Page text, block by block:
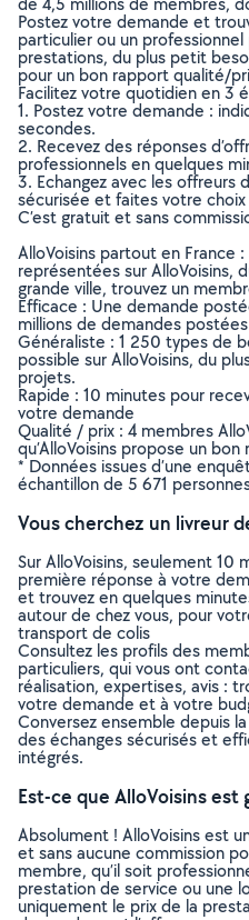
Postez votre demande et
particulier ou un
prestations, du plus petit
pour un bon rapport qualité/
Facilitez votre quotidien en 3
1. Postez votre demande :
secondes.
2. Recevez des réponses
professionnels en quelques
3. Echangez avec les offreurs
sécurisée et faites votre choix
C’est gratuit et sans
AlloVoisins partout en France
représentées sur AlloVoisins,
grande ville, trouvez un
Efficace : Une demande
millions de demandes
Généraliste : 1 250 types de
possible sur AlloVoisins, du
projets.
Rapide : 10 minutes pour
votre demande
Qualité / prix : 4 membres
qu’AlloVoisins propose un
* Données issues d’une
échantillon de 5 671
Vous cherchez un livreur
Sur AlloVoisins, seulement 10
première réponse à votre
et trouvez en quelques
autour de chez vous, pour
transport de colis
Consultez les profils des
particuliers, qui vous ont
réalisation, expertises, avis :
votre demande et à votre
Conversez ensemble depuis
des échanges sécurisés et
intégrés.
Est-ce que AlloVoisins est
Absolument ! AlloVoisins est
et sans aucune commission
membre, qu’il soit
prestation de service ou une
uniquement le prix de la